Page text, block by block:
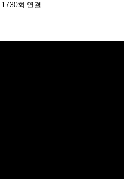
1730회 연결